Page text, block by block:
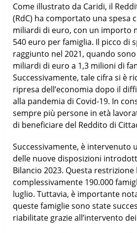
Come illustrato da Caridi, il
(RdC) ha comportato una spesa
miliardi di euro, con un importo
540 euro per famiglia. Il picco di
raggiunto nel 2021, quando
miliardi di euro a 1,3 milioni di
Successivamente, tale cifra si è
ripresa dell’economia dopo il
alla pandemia di Covid-19. In
sempre più persone in età
di beneficiare del Reddito di
Successivamente, è intervenuto
delle nuove disposizioni
Bilancio 2023. Questa
complessivamente 190.000
luglio. Tuttavia, è importante
queste famiglie sono state
riabilitate grazie all’intervento